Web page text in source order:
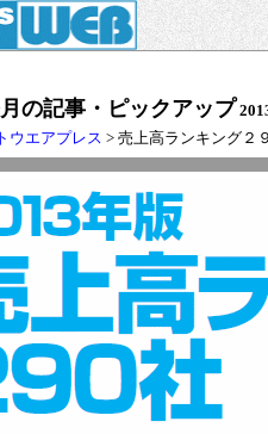
の記事・ピックアップ
ウエアプレス > 売上高ランキング２